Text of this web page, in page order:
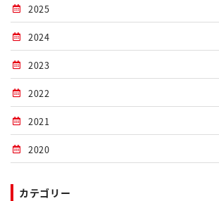
2025
2024
2023
2022
2021
2020
カテゴリー